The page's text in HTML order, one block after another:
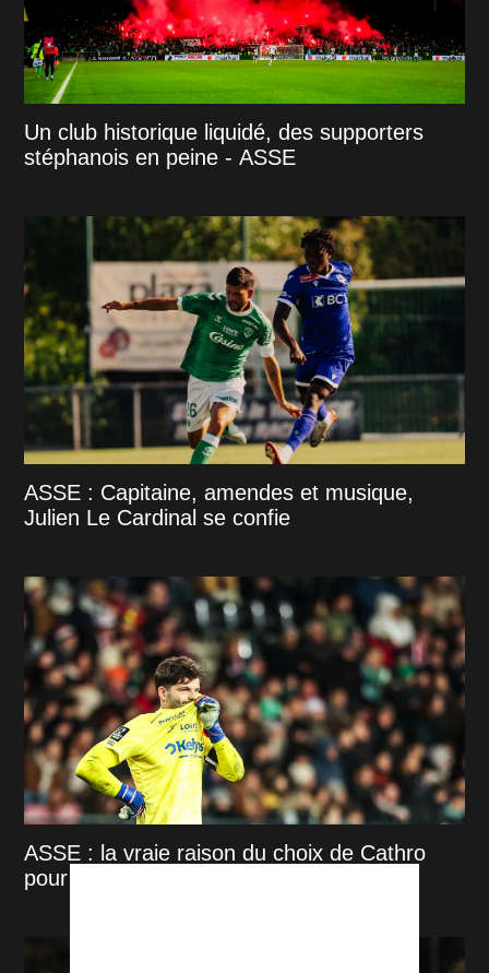
Un club historique liquidé, des supporters
stéphanois en peine - ASSE
ASSE : Capitaine, amendes et musique,
Julien Le Cardinal se confie
ASSE : la vraie raison du choix de Cathro
pour le capitanat